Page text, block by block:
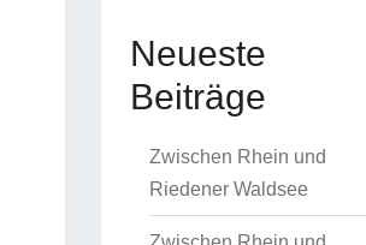
Neueste
Beiträge
Zwischen Rhein und
Riedener Waldsee